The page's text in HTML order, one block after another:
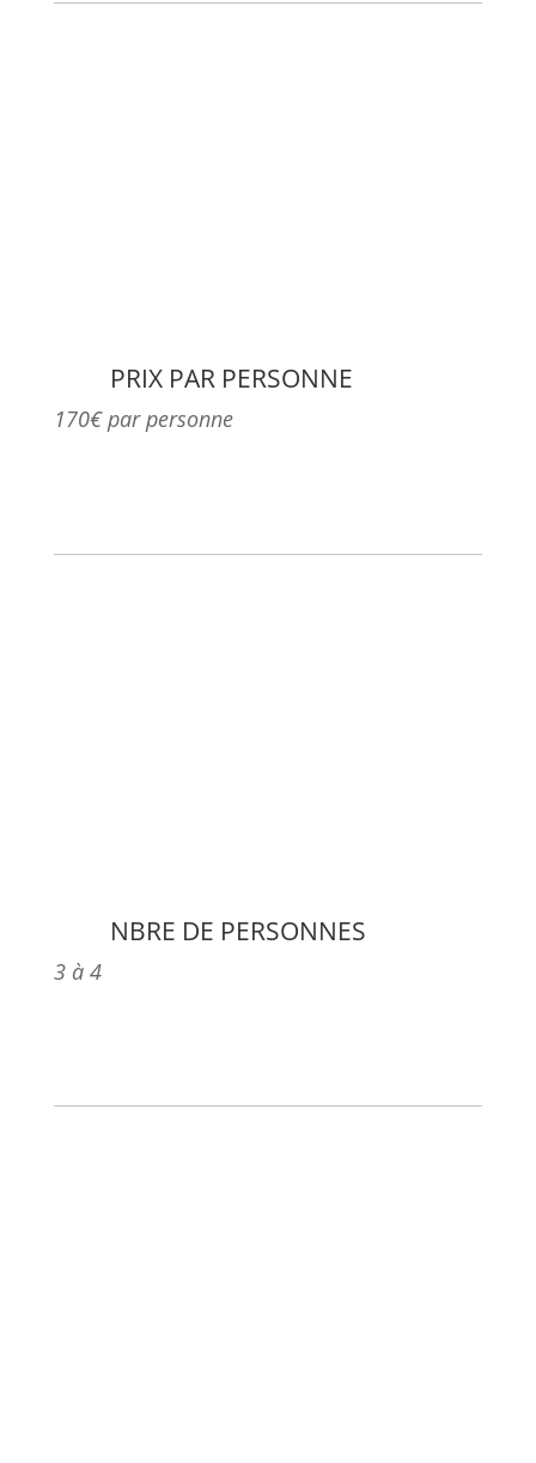
PRIX PAR PERSONNE
170€ par personne
NBRE DE PERSONNES
3 à 4